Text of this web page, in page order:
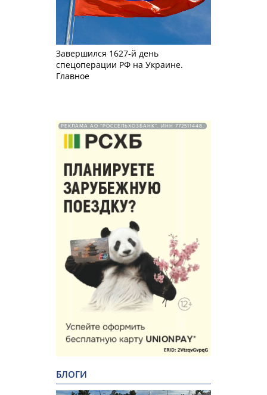
Завершился 1627-й день
спецоперации РФ на Украине.
Главное
РЕКЛАМА АО "РОССЕЛЬХОЗБАНК". ИНН 772511448.
БЛОГИ